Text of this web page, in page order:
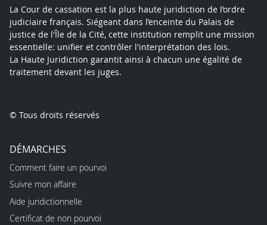
La Cour de cassation est la plus haute juridiction de l’ordre
judiciaire français. Siégeant dans l’enceinte du Palais de
justice de l'Île de la Cité, cette institution remplit une mission
essentielle: unifier et contrôler l'interprétation des lois.
La Haute Juridiction garantit ainsi à chacun une égalité de
traitement devant les juges.
© Tous droits réservés
DÉMARCHES
Comment faire un pourvoi
Suivre mon affaire
Aide juridictionnelle
Certificat de non pourvoi